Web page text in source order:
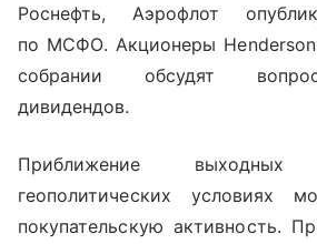
Роснефть, Аэрофлот
по МСФО. Акционеры
собрании обсудят
дивидендов.
Приближение
геополитических условиях
покупательскую активность.